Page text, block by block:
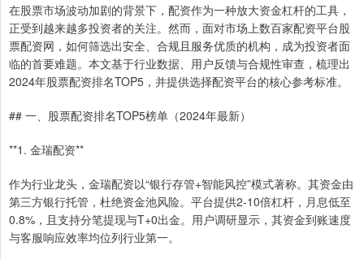
在股票市场波动加剧的背景下，配资作为一种放大资金杠杆的工具，
正受到越来越多投资者的关注。然而，面对市场上数百家配资平台股
票配资网，如何筛选出安全、合规且服务优质的机构，成为投资者面
临的首要难题。本文基于行业数据、用户反馈与合规性审查，梳理出
2024年股票配资排名TOP5，并提供选择配资平台的核心参考标准。
## 一、股票配资排名TOP5榜单（2024年最新）
**1. 金瑞配资**
作为行业龙头，金瑞配资以“银行存管+智能风控”模式著称。其资金由
第三方银行托管，杜绝资金池风险。平台提供2-10倍杠杆，月息低至
0.8%，且支持分笔提现与T+0出金。用户调研显示，其资金到账速度
与客服响应效率均位列行业第一。